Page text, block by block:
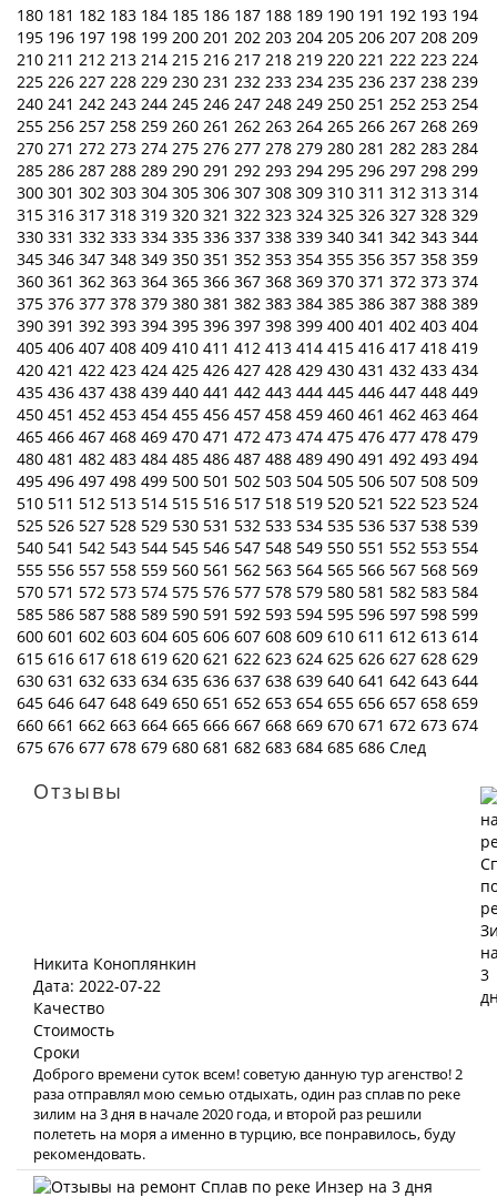
180 181 182 183 184 185 186 187 188 189 190 191 192 193 194
195 196 197 198 199 200 201 202 203 204 205 206 207 208 209
210 211 212 213 214 215 216 217 218 219 220 221 222 223 224
225 226 227 228 229 230 231 232 233 234 235 236 237 238 239
240 241 242 243 244 245 246 247 248 249 250 251 252 253 254
255 256 257 258 259 260 261 262 263 264 265 266 267 268 269
270 271 272 273 274 275 276 277 278 279 280 281 282 283 284
285 286 287 288 289 290 291 292 293 294 295 296 297 298 299
300 301 302 303 304 305 306 307 308 309 310 311 312 313 314
315 316 317 318 319 320 321 322 323 324 325 326 327 328 329
330 331 332 333 334 335 336 337 338 339 340 341 342 343 344
345 346 347 348 349 350 351 352 353 354 355 356 357 358 359
360 361 362 363 364 365 366 367 368 369 370 371 372 373 374
375 376 377 378 379 380 381 382 383 384 385 386 387 388 389
390 391 392 393 394 395 396 397 398 399 400 401 402 403 404
405 406 407 408 409 410 411 412 413 414 415 416 417 418 419
420 421 422 423 424 425 426 427 428 429 430 431 432 433 434
435 436 437 438 439 440 441 442 443 444 445 446 447 448 449
450 451 452 453 454 455 456 457 458 459 460 461 462 463 464
465 466 467 468 469 470 471 472 473 474 475 476 477 478 479
480 481 482 483 484 485 486 487 488 489 490 491 492 493 494
495 496 497 498 499 500 501 502 503 504 505 506 507 508 509
510 511 512 513 514 515 516 517 518 519 520 521 522 523 524
525 526 527 528 529 530 531 532 533 534 535 536 537 538 539
540 541 542 543 544 545 546 547 548 549 550 551 552 553 554
555 556 557 558 559 560 561 562 563 564 565 566 567 568 569
570 571 572 573 574 575 576 577 578 579 580 581 582 583 584
585 586 587 588 589 590 591 592 593 594 595 596 597 598 599
600 601 602 603 604 605 606 607 608 609 610 611 612 613 614
615 616 617 618 619 620 621 622 623 624 625 626 627 628 629
630 631 632 633 634 635 636 637 638 639 640 641 642 643 644
645 646 647 648 649 650 651 652 653 654 655 656 657 658 659
660 661 662 663 664 665 666 667 668 669 670 671 672 673 674
675 676 677 678 679 680 681 682 683 684 685 686 След
Отзывы
Никита Коноплянкин
Дата: 2022-07-22
Качество
Стоимость
Сроки
Доброго времени суток всем! советую данную тур агенство! 2
раза отправлял мою семью отдыхать, один раз сплав по реке
зилим на 3 дня в начале 2020 года, и второй раз решили
полететь на моря а именно в турцию, все понравилось, буду
рекомендовать.